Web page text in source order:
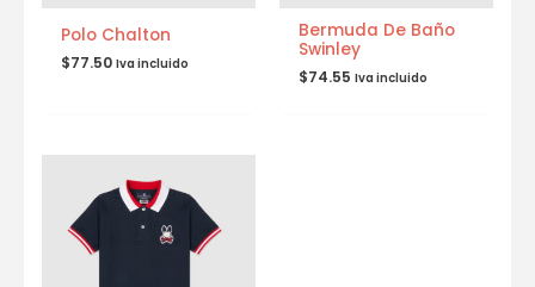
Polo Chalton
$77.50 Iva incluido
Bermuda De Baño
Swinley
$74.55 Iva incluido